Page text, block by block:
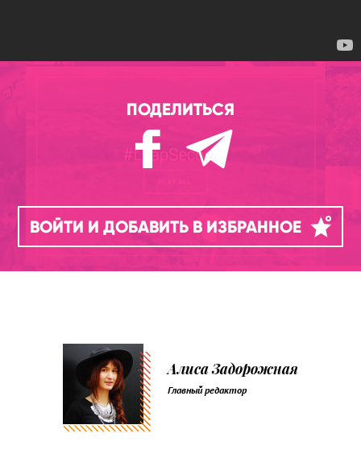
ПОДЕЛИТЬСЯ
ВОЙТИ И ДОБАВИТЬ В ИЗБРАННОЕ
Алиса Задорожная
Главный редактор